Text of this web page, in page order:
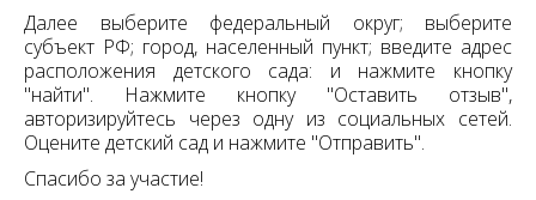
Далее выберите федеральный округ; выберите
субъект РФ; город, населенный пункт; введите адрес
расположения детского сада: и нажмите кнопку
"найти". Нажмите кнопку "Оставить отзыв",
авторизируйтесь через одну из социальных сетей.
Оцените детский сад и нажмите "Отправить".
Спасибо за участие!